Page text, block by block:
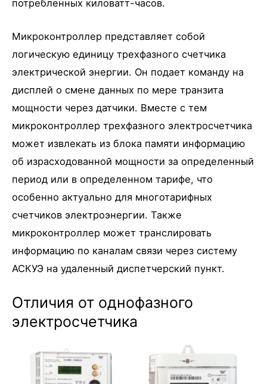
потребленных киловатт-часов.
Микроконтроллер представляет собой
логическую единицу трехфазного счетчика
электрической энергии. Он подает команду на
дисплей о смене данных по мере транзита
мощности через датчики. Вместе с тем
микроконтроллер трехфазного электросчетчика
может извлекать из блока памяти информацию
об израсходованной мощности за определенный
период или в определенном тарифе, что
особенно актуально для многотарифных
счетчиков электроэнергии. Также
микроконтроллер может транслировать
информацию по каналам связи через систему
АСКУЭ на удаленный диспетчерский пункт.
Отличия от однофазного
электросчетчика